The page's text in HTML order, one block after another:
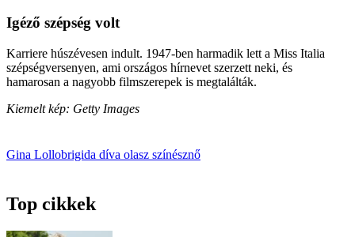
Igéző szépség volt
Karriere húszévesen indult. 1947-ben harmadik lett a Miss Italia
szépségversenyen, ami országos hírnevet szerzett neki, és
hamarosan a nagyobb filmszerepek is megtalálták.
Kiemelt kép: Getty Images
Gina Lollobrigida díva olasz színésznő
Top cikkek